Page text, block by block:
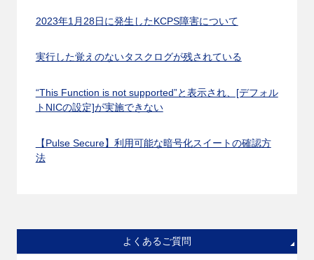
2023年1月28日に発生したKCPS障害について
実行した覚えのないタスクログが残されている
“This Function is not supported”と表示され、[デフォル
トNICの設定]が実施できない
【Pulse Secure】利用可能な暗号化スイートの確認方
法
よくあるご質問